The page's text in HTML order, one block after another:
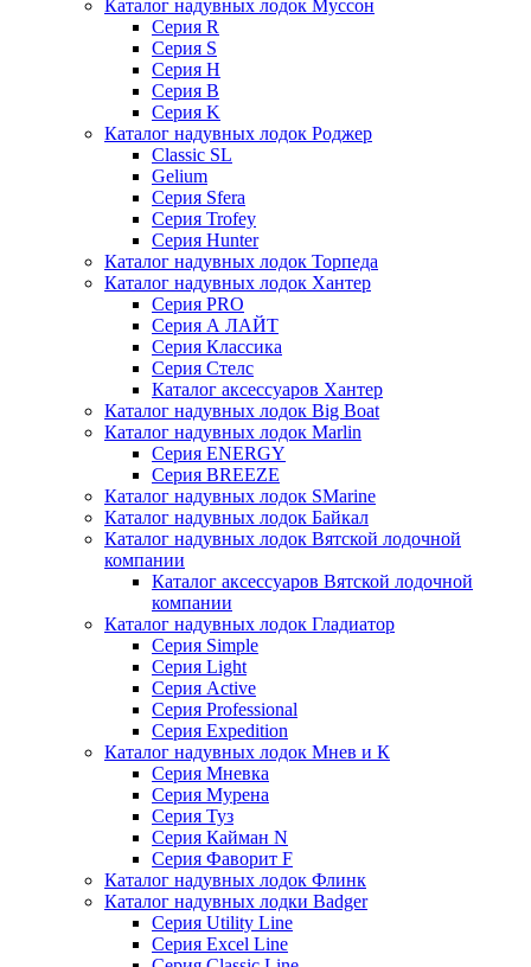
Каталог надувных лодок Муссон
Серия R
Серия S
Серия H
Серия B
Серия K
Каталог надувных лодок Роджер
Classic SL
Gelium
Серия Sfera
Серия Trofey
Серия Hunter
Каталог надувных лодок Торпеда
Каталог надувных лодок Хантер
Серия PRO
Серия А ЛАЙТ
Серия Классика
Серия Стелс
Каталог аксессуаров Хантер
Каталог надувных лодок Big Boat
Каталог надувных лодок Marlin
Серия ENERGY
Серия BREEZE
Каталог надувных лодок SMarine
Каталог надувных лодок Байкал
Каталог надувных лодок Вятской лодочной
компании
Каталог аксессуаров Вятской лодочной
компании
Каталог надувных лодок Гладиатор
Серия Simple
Серия Light
Серия Active
Серия Professional
Серия Expedition
Каталог надувных лодок Мнев и К
Серия Мневка
Серия Мурена
Серия Туз
Серия Кайман N
Серия Фаворит F
Каталог надувных лодок Флинк
Каталог надувных лодки Badger
Серия Utility Line
Серия Excel Line